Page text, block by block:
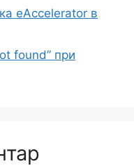
eAccelerator в
found” при